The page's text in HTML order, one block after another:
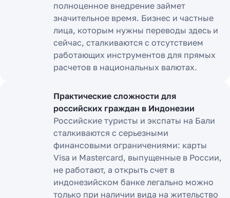
полноценное внедрение займет
значительное время. Бизнес и частные
лица, которым нужны переводы здесь и
сейчас, сталкиваются с отсутствием
работающих инструментов для прямых
расчетов в национальных валютах.
Практические сложности для
российских граждан в Индонезии
Российские туристы и экспаты на Бали
сталкиваются с серьезными
финансовыми ограничениями: карты
Visa и Mastercard, выпущенные в России,
не работают, а открыть счет в
индонезийском банке легально можно
только при наличии вида на жительство